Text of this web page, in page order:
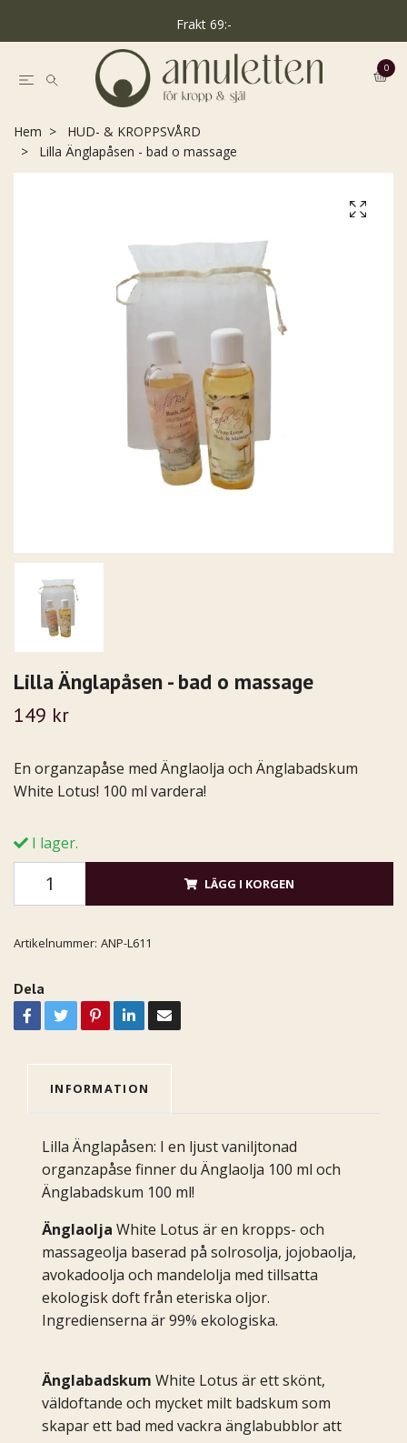
Frakt 69:-
0
Hem
HUD- & KROPPSVÅRD
Lilla Änglapåsen - bad o massage
Lilla Änglapåsen - bad o massage
149 kr
En organzapåse med Änglaolja och Änglabadskum
White Lotus! 100 ml vardera!
I lager.
LÄGG I KORGEN
Artikelnummer: ANP-L611
Dela
INFORMATION
Lilla Änglapåsen: I en ljust vaniljtonad
organzapåse finner du Änglaolja 100 ml och
Änglabadskum 100 ml!
Änglaolja White Lotus är en kropps- och
massageolja baserad på solrosolja, jojobaolja,
avokadoolja och mandelolja med tillsatta
ekologisk doft från eteriska oljor.
Ingredienserna är99% ekologiska.
Änglabadskum White Lotus är ett skönt,
väldoftande och mycket milt badskum som
skapar ett bad med vackra änglabubblor att